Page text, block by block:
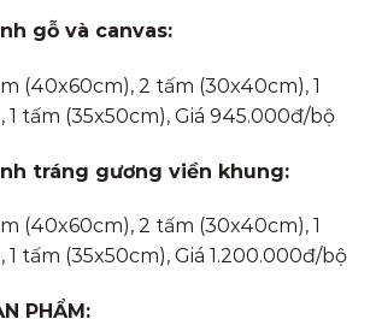
gỗ và canvas:
(40x60cm), 2 tấm (30x40cm), 1
1 tấm (35x50cm), Giá 945.000đ/bộ
tráng gương viền khung:
(40x60cm), 2 tấm (30x40cm), 1
tấm (35x50cm), Giá 1.200.000đ/bộ
PHẨM: